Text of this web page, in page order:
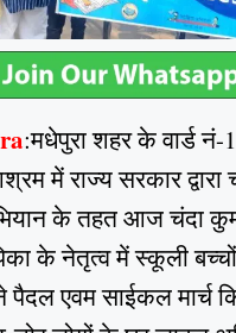
:मधेपुरा शहर के वार्ड नं-
में राज्य सरकार द्वारा
के तहत आज चंदा
के नेतृत्व में स्कूली
पैदल एवम साईकल मार्च